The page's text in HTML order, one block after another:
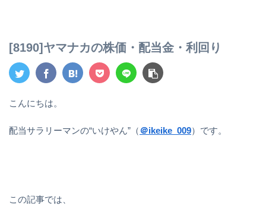
[8190]ヤマナカの株価・配当金・利回り
こんにちは。
配当サラリーマンの“いけやん”（ ＠ikeike_009）です。
この記事では、